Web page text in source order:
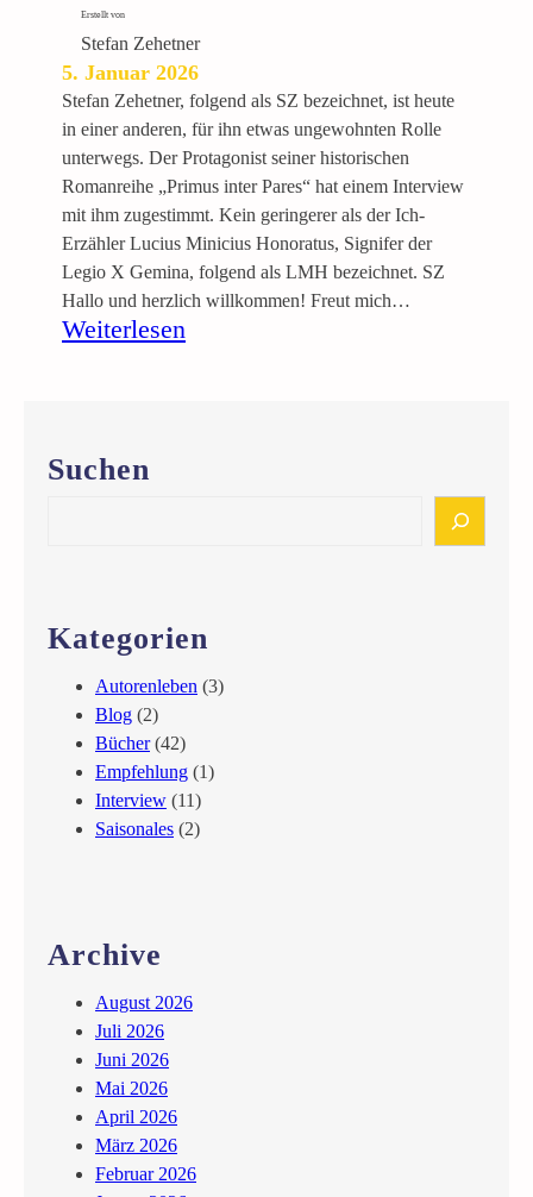
t
e
r
s
T
h
r
o
u
g
h
Erstellt von
Stefan Zehetner
5. Januar 2026
Stefan Zehetner, folgend als SZ bezeichnet, ist heute
in einer anderen, für ihn etwas ungewohnten Rolle
unterwegs. Der Protagonist seiner historischen
Romanreihe „Primus inter Pares“ hat einem Interview
mit ihm zugestimmt. Kein geringerer als der Ich-
Erzähler Lucius Minicius Honoratus, Signifer der
Legio X Gemina, folgend als LMH bezeichnet. SZ
Hallo und herzlich willkommen! Freut mich…
Weiterlesen
e
L
g
i
o
n
m
Z
Suchen
h
Kategorien
Autorenleben (3)
Blog (2)
Bücher(42)
Empfehlung (1)
Interview (11)
Saisonales (2)
Archive
August 2026
Juli 2026
Juni 2026
Mai 2026
April 2026
März 2026
Februar 2026